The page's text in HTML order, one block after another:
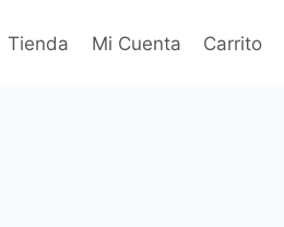
Tienda Mi Cuenta Carrito